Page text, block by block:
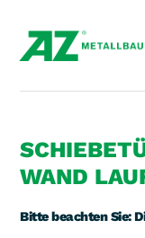
WAND
Bitte beachten Sie: